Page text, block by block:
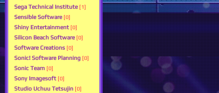
Sega Technical Institute [1]
Sensible Software [0]
Shiny Entertainment [0]
Silicon Beach Software [0]
Software Creations [0]
Sonic! Software Planning [0]
Sonic Team [0]
Sony Imagesoft [0]
Studio Uchuu Tetsujin [0]